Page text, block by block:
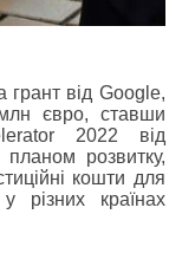
грант від Google,
євро, ставши
2022 від
планом розвитку,
кошти для
різних країнах